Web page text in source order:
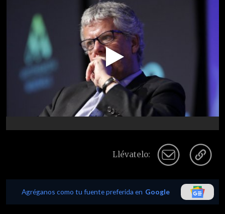
Play
Video
Llévatelo:
Agréganos como tu fuente preferida en Google